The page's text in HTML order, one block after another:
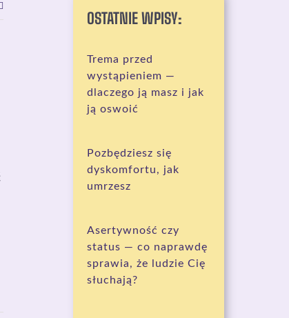
OSTATNIE WPISY:
Trema przed
wystąpieniem —
dlaczego ją masz i jak
ją oswoić
Pozbędziesz się
dyskomfortu, jak
umrzesz
Asertywność czy
status — co naprawdę
sprawia, że ludzie Cię
słuchają?